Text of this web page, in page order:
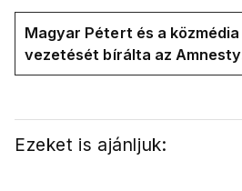
Magyar Pétert és a közmédia
vezetését bírálta az Amnesty
International a Klubrádióban
Ezeket is ajánljuk: